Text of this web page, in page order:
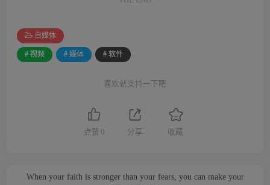
自媒体
# 视频 # 媒体 # 软件
喜欢就支持一下吧
点赞 0 分享 收藏
When your faith is stronger than your fears, you can make your